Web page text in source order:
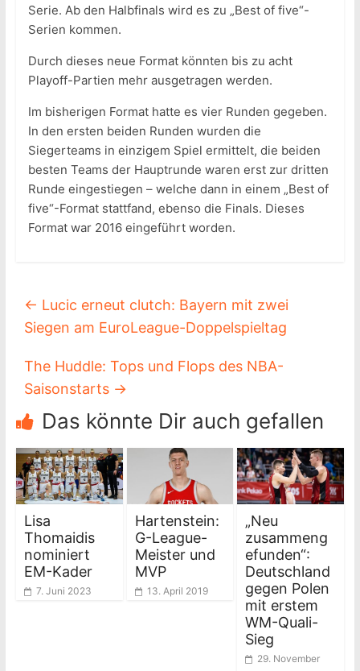
Serie. Ab den Halbfinals wird es zu „Best of five“-
Serien kommen.
Durch dieses neue Format könnten bis zu acht
Playoff-Partien mehr ausgetragen werden.
Im bisherigen Format hatte es vier Runden gegeben.
In den ersten beiden Runden wurden die
Siegerteams in einzigem Spiel ermittelt, die beiden
besten Teams der Hauptrunde waren erst zur dritten
Runde eingestiegen – welche dann in einem „Best of
five“-Format stattfand, ebenso die Finals. Dieses
Format war 2016 eingeführt worden.
← Lucic erneut clutch: Bayern mit zwei
Siegen am EuroLeague-Doppelspieltag
The Huddle: Tops und Flops des NBA-
Saisonstarts →
Das könnte Dir auch gefallen
Lisa
Thomaidis
nominiert
EM-Kader
7. Juni 2023
Hartenstein:
G-League-
Meister und
MVP
13. April 2019
„Neu
zusammeng
efunden“:
Deutschland
gegen Polen
mit erstem
WM-Quali-
Sieg
29. November